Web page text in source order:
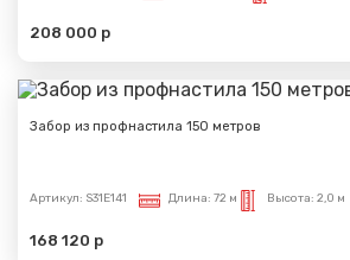
208 000 р
Забор из профнастила 150 метров
Артикул: S31E141 Длина: 72 м Высота: 2,0 м
168 120 р
Сообщение
отправлено
Вами.